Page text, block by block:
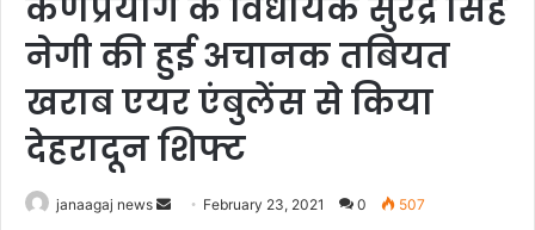
कर्णप्रयाग के विधायक सुरेंद्र सिंह
नेगी की हुई अचानक तबियत
खराब एयर एंबुलेंस से किया
देहरादून शिफ्ट
janaagaj news
Send February 23, 2021 0 507